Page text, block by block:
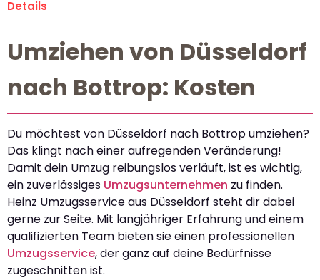
Details
Umziehen von Düsseldorf
nach Bottrop: Kosten
Du möchtest von Düsseldorf nach Bottrop umziehen?
Das klingt nach einer aufregenden Veränderung!
Damit dein Umzug reibungslos verläuft, ist es wichtig,
ein zuverlässiges Umzugsunternehmen zu finden.
Heinz Umzugsservice aus Düsseldorf steht dir dabei
gerne zur Seite. Mit langjähriger Erfahrung und einem
qualifizierten Team bieten sie einen professionellen
Umzugsservice, der ganz auf deine Bedürfnisse
zugeschnitten ist.